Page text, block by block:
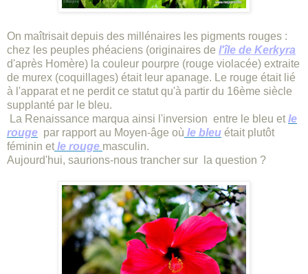
On maîtrisait depuis des millénaires les pigments rouges :
chez les peuples phéaciens (originaires de l'île de Kerkyra
d'après Homère) la couleur pourpre (rouge violacée) extraite
de murex (coquillages) était leur apanage. Le rouge était lié
à l'apparat et ne perdit ce statut qu'à partir du 16ème siècle
supplanté par le bleu.
La Renaissance marqua ainsi l'inversion entre le bleu et le
rouge par rapport au Moyen-âge où le bleu était plutôt
féminin et le rouge masculin.
Aujourd'hui, saurions-nous trancher sur la question ?